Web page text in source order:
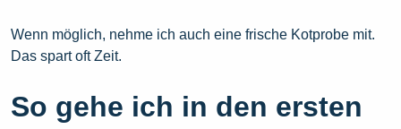
Wenn möglich, nehme ich auch eine frische Kotprobe mit.
Das spart oft Zeit.
So gehe ich in den ersten